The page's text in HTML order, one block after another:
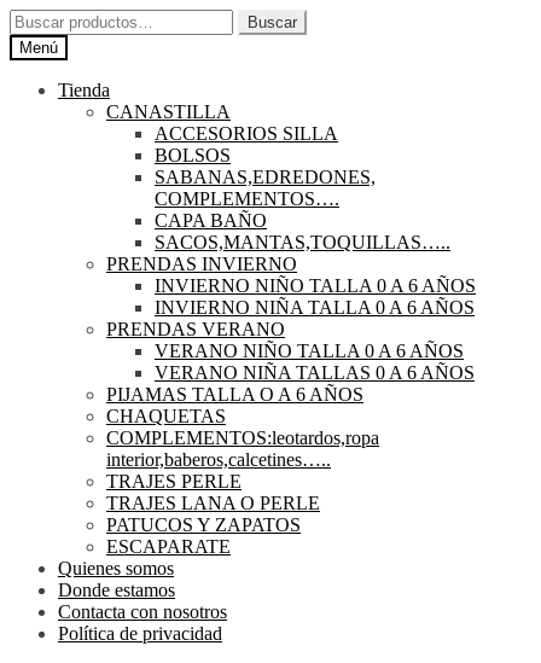
Ir
a
la
navegación
Ir
al
contenido
Buscar
por:
Buscar
Menú
Tienda
CANASTILLA
ACCESORIOS SILLA
BOLSOS
SABANAS,EDREDONES,
COMPLEMENTOS….
CAPA BAÑO
SACOS,MANTAS,TOQUILLAS…..
PRENDAS INVIERNO
INVIERNO NIÑO TALLA 0 A 6 AÑOS
INVIERNO NIÑA TALLA 0 A 6 AÑOS
PRENDAS VERANO
VERANO NIÑO TALLA 0 A 6 AÑOS
VERANO NIÑA TALLAS 0 A 6 AÑOS
PIJAMAS TALLA O A 6 AÑOS
CHAQUETAS
COMPLEMENTOS:leotardos,ropa
interior,baberos,calcetines…..
TRAJES PERLE
TRAJES LANA O PERLE
PATUCOS Y ZAPATOS
ESCAPARATE
Quienes somos
Donde estamos
Contacta con nosotros
Política de privacidad